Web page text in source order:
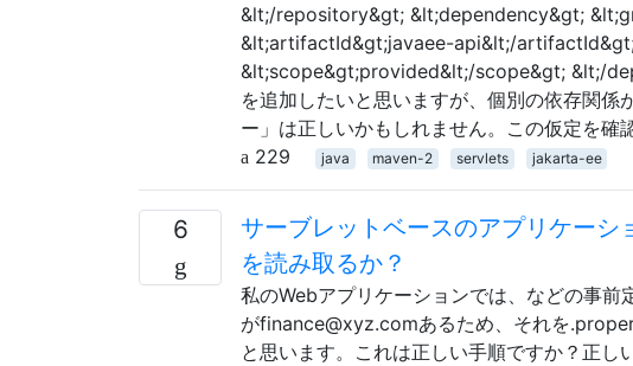
&lt;/repository&gt; &lt;dependency&gt;
&lt;artifactId&gt;javaee-api&lt;/
&lt;scope&gt;provided&lt;/scope&gt; &lt;/
を追加したいと思いますが、個別の依存関
ー」は正しいかもしれません。この仮定を確
229
java maven-2 servlets jakarta-ee
6
サーブレットベースのアプリケー
を読み取るか？
私のWebアプリケーションでは、などの事
がfinance@xyz.comあるため、それを
と思います。これは正しい手順ですか？正